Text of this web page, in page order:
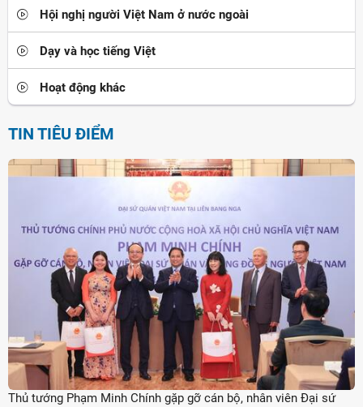
Hội nghị người Việt Nam ở nước ngoài
Dạy và học tiếng Việt
Hoạt động khác
TIN TIÊU ĐIỂM
Thủ tướng Phạm Minh Chính gặp gỡ cán bộ, nhân viên Đại sứ